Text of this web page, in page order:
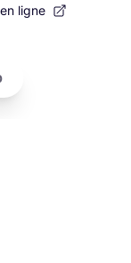
ligne